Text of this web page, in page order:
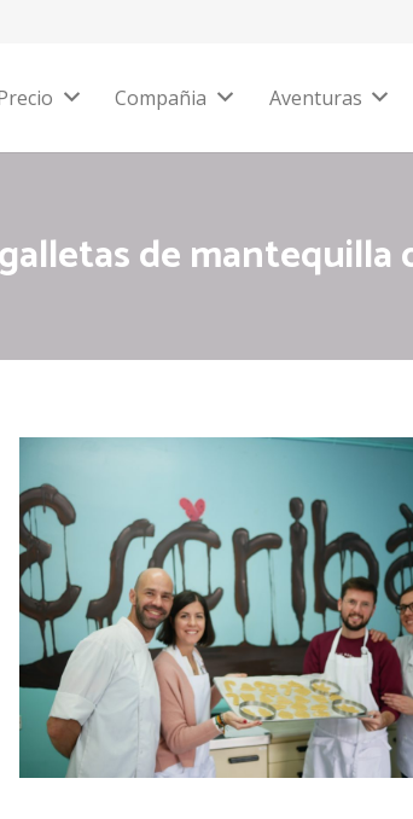
Compañia Aventuras
de mantequilla